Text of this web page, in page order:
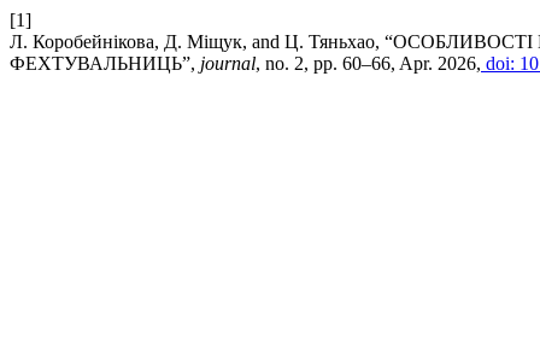
[1]
Л. Коробейнікова, Д. Міщук, and Ц. Тяньхао,
ФЕХТУВАЛЬНИЦЬ”, journal, no. 2, pp. 60–66, Apr. 2026, doi: